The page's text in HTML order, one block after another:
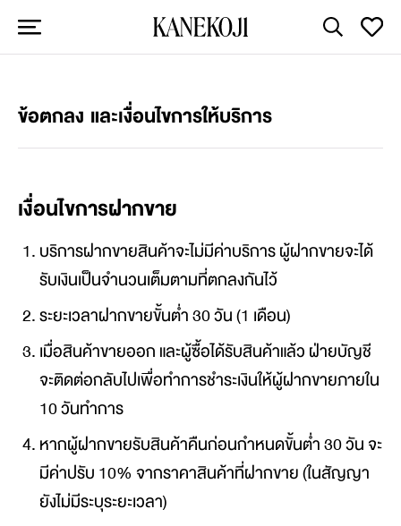
ข้อตกลง และเงื่อนไขการให้บริการ
เงื่อนไขการฝากขาย
บริการฝากขายสินค้าจะไม่มีค่าบริการ ผู้ฝากขายจะได้
รับเงินเป็นจำนวนเต็มตามที่ตกลงกันไว้
ระยะเวลาฝากขายขั้นต่ำ 30 วัน (1 เดือน)
เมื่อสินค้าขายออก และผู้ซื้อได้รับสินค้าแล้ว ฝ่ายบัญชี
จะติดต่อกลับไปเพื่อทำการชำระเงินให้ผู้ฝากขายภายใน
10 วันทำการ
หากผู้ฝากขายรับสินค้าคืนก่อนกำหนดขั้นต่ำ 30 วัน จะ
มีค่าปรับ 10% จากราคาสินค้าที่ฝากขาย (ในสัญญา
ยังไม่มีระบุระยะเวลา)